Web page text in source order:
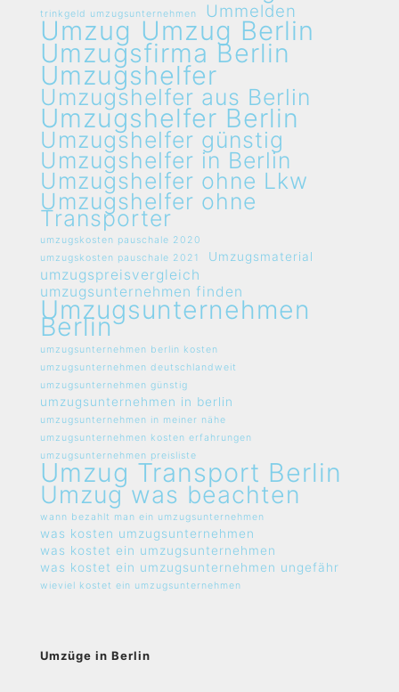
trinkgeld umzugsunternehmen Ummelden
Umzug Umzug Berlin
Umzugsfirma Berlin
Umzugshelfer
Umzugshelfer aus Berlin
Umzugshelfer Berlin
Umzugshelfer günstig
Umzugshelfer in Berlin
Umzugshelfer ohne Lkw
Umzugshelfer ohne
Transporter
umzugskosten pauschale 2020
umzugskosten pauschale 2021
Umzugsmaterial
umzugspreisvergleich
umzugsunternehmen finden
Umzugsunternehmen
Berlin
umzugsunternehmen berlin kosten
umzugsunternehmen deutschlandweit
umzugsunternehmen günstig
umzugsunternehmen in berlin
umzugsunternehmen in meiner nähe
umzugsunternehmen kosten erfahrungen
umzugsunternehmen preisliste
Umzug Transport Berlin
Umzug was beachten
wann bezahlt man ein umzugsunternehmen
was kosten umzugsunternehmen
was kostet ein umzugsunternehmen
was kostet ein umzugsunternehmen ungefähr
wieviel kostet ein umzugsunternehmen
Umzüge in Berlin